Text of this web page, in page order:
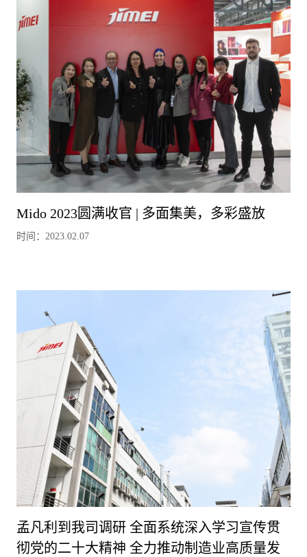
Mido 2023圆满收官 | 多面集美，多彩盛放
时间：2023.02.07
孟凡利到我司调研 全面系统深入学习宣传贯
彻党的二十大精神 全力推动制造业高质量发